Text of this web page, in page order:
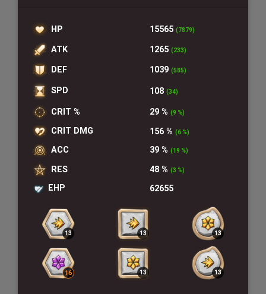
HP 15565 (7879)
ATK 1265 (233)
DEF 1039 (585)
SPD 108 (34)
CRIT % 29 % (9 %)
CRIT DMG 156 % (6 %)
ACC 39 % (19 %)
RES 48 % (3 %)
EHP 62655